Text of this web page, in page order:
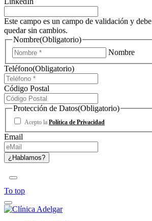
Este campo es un campo de validación y debe
quedar sin cambios.
Nombre(Obligatorio)
Nombre
Teléfono(Obligatorio)
Código Postal
Protección de Datos(Obligatorio)
Acepto la Política de Privacidad
Email
To top